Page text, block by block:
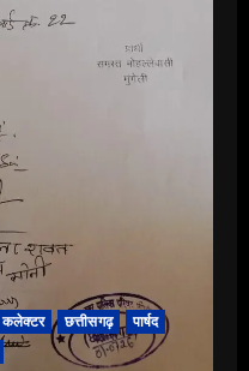
कलेक्टर छत्तीसगढ़
पार्षद